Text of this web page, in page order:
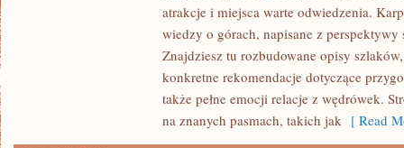
atrakcje i miejsca warte odwiedzenia.
wiedzy o górach, napisane z
Znajdziesz tu rozbudowane opisy
konkretne rekomendacje dotyczące
także pełne emocji relacje z wędrówek.
na znanych pasmach, takich jak [ Read